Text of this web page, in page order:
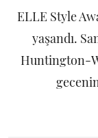
ELLE Style
yaşandı.
Huntington-